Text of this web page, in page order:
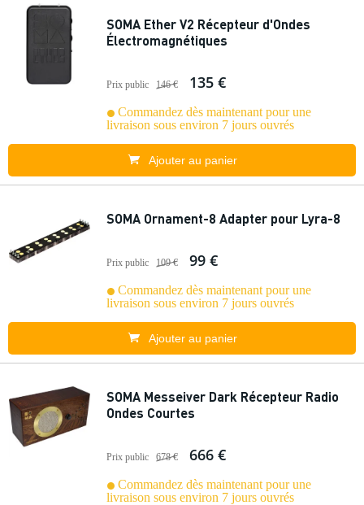
SOMA Ether V2 Récepteur d'Ondes
Électromagnétiques
Prix public 146 € 135 €
Commandez dès maintenant pour une
livraison sous environ 7 jours ouvrés
Ajouter au panier
SOMA Ornament-8 Adapter pour Lyra-8
Prix public 109 € 99 €
Commandez dès maintenant pour une
livraison sous environ 7 jours ouvrés
Ajouter au panier
SOMA Messeiver Dark Récepteur Radio
Ondes Courtes
Prix public 678 € 666 €
Commandez dès maintenant pour une
livraison sous environ 7 jours ouvrés